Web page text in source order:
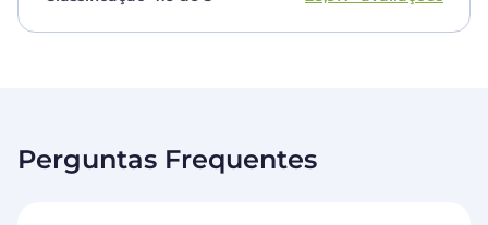
Perguntas Frequentes